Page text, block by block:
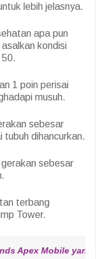
lebih jelasnya.
apa pun
kondisi
1 poin perisai
musuh.
sebesar
dihancurkan.
sebesar
terbang
Tower.
Apex Mobile yang